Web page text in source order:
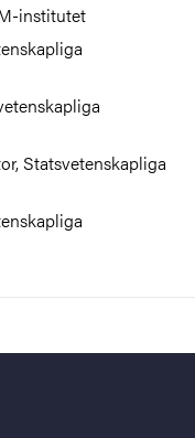
institutet
Statsvetenskapliga